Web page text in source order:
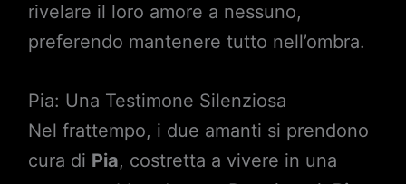
rivelare il loro amore a nessuno,
preferendo mantenere tutto nell’ombra.
Pia: Una Testimone Silenziosa
Nel frattempo, i due amanti si prendono
cura di Pia, costretta a vivere in una